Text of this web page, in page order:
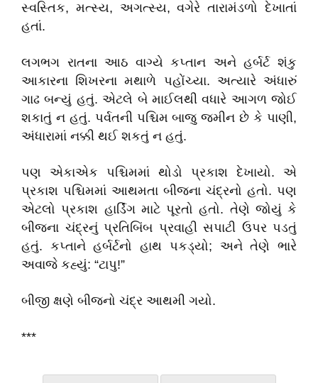
સ્વસ્તિક, મત્સ્ય, અગત્સ્ય,વગેરે તારામંડળો દેખાતાં
હતાં.
લગભગ રાતના આઠ વાગ્યે કપ્તાન અને હર્બર્ટ શંકુ
આકારના શિખરના મથાળે પહોંચ્યા. અત્યારે અંધારું
ગાઢ બન્યું હતું. એટલે બે માઈલથી વધારે આગળ જોઈ
શકાતું ન હતું. પર્વતની પશ્ચિમ બાજુ જમીન છે કે પાણી,
અંધારામાં નક્કી થઈ શકતું ન હતું.
પણ એકાએક પશ્ચિમમાં થોડો પ્રકાશ દેખાયો. એ
પ્રકાશ પશ્ચિમમાં આથમતા બીજના ચંદ્રનો હતો. પણ
એટલો પ્રકાશ હાર્ડિંગ માટે પૂરતો હતો. તેણે જોયું કે
બીજના ચંદ્રનું પ્રતિબિંબ પ્રવાહી સપાટી ઉપર પડતું
હતું. કપ્તાને હર્બર્ટનો હાથ પકડ્યો; અને તેણે ભારે
અવાજે કહ્યું: “ટાપુ!”
બીજી ક્ષણે બીજનો ચંદ્ર આથમી ગયો.
***